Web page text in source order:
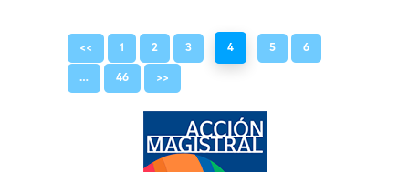
<< 1 2 3 4 5 6
… 46 >>